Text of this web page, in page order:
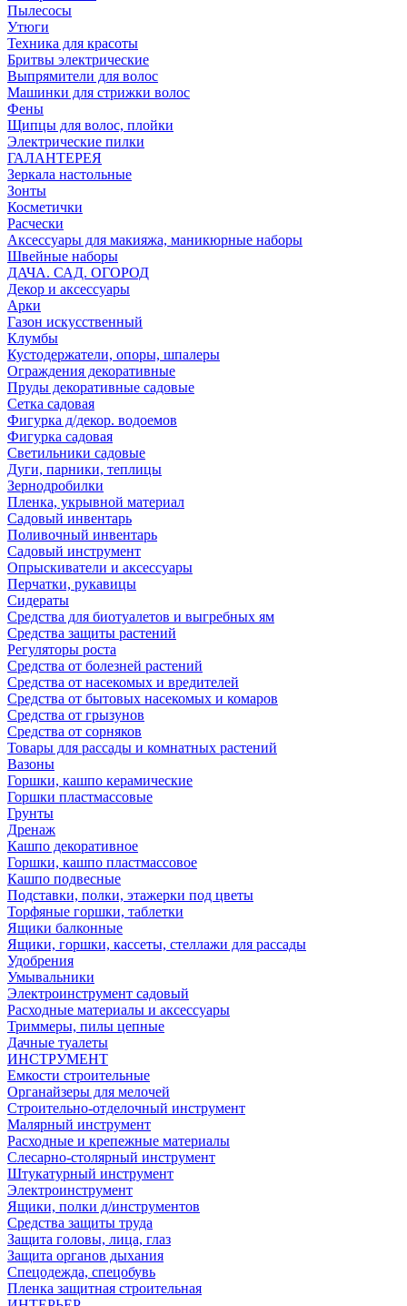
Пылесосы
Утюги
Техника для красоты
Бритвы электрические
Выпрямители для волос
Машинки для стрижки волос
Фены
Щипцы для волос, плойки
Электрические пилки
ГАЛАНТЕРЕЯ
Зеркала настольные
Зонты
Косметички
Расчески
Аксессуары для макияжа, маникюрные наборы
Швейные наборы
ДАЧА. САД. ОГОРОД
Декор и аксессуары
Арки
Газон искусственный
Клумбы
Кустодержатели, опоры, шпалеры
Ограждения декоративные
Пруды декоративные садовые
Сетка садовая
Фигурка д/декор. водоемов
Фигурка садовая
Светильники садовые
Дуги, парники, теплицы
Зернодробилки
Пленка, укрывной материал
Садовый инвентарь
Поливочный инвентарь
Садовый инструмент
Опрыскиватели и аксессуары
Перчатки, рукавицы
Сидераты
Средства для биотуалетов и выгребных ям
Средства защиты растений
Регуляторы роста
Средства от болезней растений
Средства от насекомых и вредителей
Средства от бытовых насекомых и комаров
Средства от грызунов
Средства от сорняков
Товары для рассады и комнатных растений
Вазоны
Горшки, кашпо керамические
Горшки пластмассовые
Грунты
Дренаж
Кашпо декоративное
Горшки, кашпо пластмассовое
Кашпо подвесные
Подставки, полки, этажерки под цветы
Торфяные горшки, таблетки
Ящики балконные
Ящики, горшки, кассеты, стеллажи для рассады
Удобрения
Умывальники
Электроинструмент садовый
Расходные материалы и аксессуары
Триммеры, пилы цепные
Дачные туалеты
ИНСТРУМЕНТ
Емкости строительные
Органайзеры для мелочей
Строительно-отделочный инструмент
Малярный инструмент
Расходные и крепежные материалы
Слесарно-столярный инструмент
Штукатурный инструмент
Электроинструмент
Ящики, полки д/инструментов
Средства защиты труда
Защита головы, лица, глаз
Защита органов дыхания
Спецодежда, спецобувь
Пленка защитная строительная